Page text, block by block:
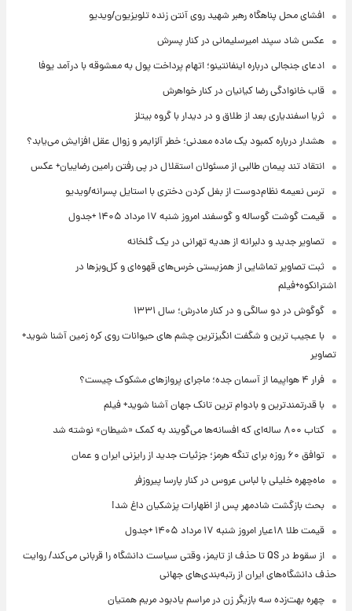
افشای محل پناهگاه‌ رهبر شهید روی آنتن زنده تلویزیون/ویدیو
عکس شاد سپند امیرسلیمانی در کنار پسرش
ادعای جنجالی درباره اینفانتینو؛ اتهام پرداخت پول به معشوقه با درآمد یوفا
قاب خانوادگی رضا کیانیان در کنار خواهرش
ثریا اسفندیاری بعد از طلاق و در دیدار با گروه بیتلز
هشدار درباره کمبود یک ماده معدنی؛ خطر آلزایمر و زوال عقل افزایش می‌یابد؟
انتقاد تند پیمان طالبی از مسئولان استقلال در پی رفتن رامین رضاییان+ عکس
ترس نعیمه نظام‌دوست از بغل کردن دختری با استایل پسرانه/ویدیو
قیمت گوشت گوساله و گوسفند امروز شنبه ۱۷ مرداد ۱۴۰۵ +جدول
تصاویر جدید و دلبرانه از هدیه تهرانی در یک گلخانه
ثبت تصاویر تماشایی از همزیستی خرس‌های قهوه‌ای و کل‌وبزها در
اشترانکوه+فیلم
گوگوش در دو سالگی و در کنار مادرش؛ سال ۱۳۳۱
با عجیب ترین و شگفت انگیزترین چشم های حیوانات روی کره زمین آشنا شوید+
تصاویر
فرار ۴ هواپیما از آسمان جده؛ ماجرای پروازهای مشکوک چیست؟
با قدرتمندترین و بادوام ترین تانک جهان آشنا شوید+ فیلم
کتاب ۸۰۰ ساله‌ای که افسانه‌ها می‌گویند به کمک «شیطان» نوشته شد
توافق ۶۰ روزه برای تنگه هرمز؛ جزئیات جدید از رایزنی ایران و عمان
ماه‌چهره خلیلی با لباس عروس در کنار پارسا پیروزفر
بحث بازگشت شادمهر پس از اظهارات پزشکیان داغ شد!
قیمت طلا ۱۸عیار امروز شنبه ۱۷ مرداد ۱۴۰۵ +جدول
از سقوط در QS تا حذف از تایمز، وقتی سیاست دانشگاه را قربانی می‌کند/ روایت
حذف دانشگاه‌های ایران از رتبه‌بندی‌های جهانی
چهره بهت‌زده سه بازیگر زن در مراسم یادبود مریم همتیان